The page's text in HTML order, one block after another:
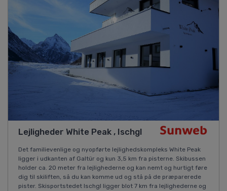
Lejligheder White Peak , Ischgl
Det familievenlige og nyopførte lejlighedskompleks White Peak
ligger i udkanten af Galtür og kun 3,5 km fra pisterne. Skibussen
holder ca. 20 meter fra lejlighederne og kan nemt og hurtigt føre
dig til skiliften, så du kan komme ud og stå på de præparerede
pister. Skisportstedet Ischgl ligger blot 7 km fra lejlighederne og